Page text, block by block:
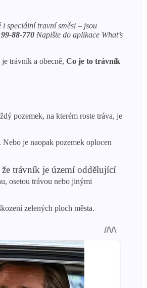
i speciální travní směsi – jsou
88-770 Napište do aplikace What’s
trávník a obecně, Co je to trávník
pozemek, na kterém roste tráva, je
je naopak pozemek oplocen
trávník je území oddělující
osetou trávou nebo jinými
zelených ploch města.